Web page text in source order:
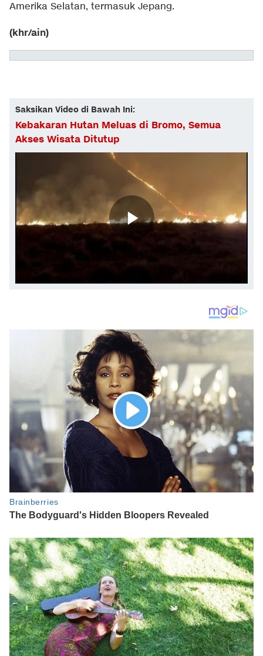
Amerika Selatan, termasuk Jepang.
(khr/ain)
Saksikan Video di Bawah Ini:
Kebakaran Hutan Meluas di Bromo, Semua
Akses Wisata Ditutup